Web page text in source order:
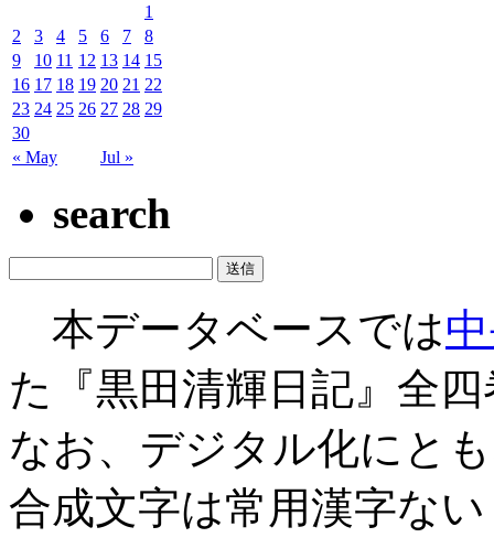
« May Jul »
1
2
3 4 5 6 7
8
9
10 11 12 13 14 15
16 17 18 19 20 21 22
23 24 25 26 27 28 29
30
search
本データベースでは
た『黒田清輝日記』全
なお、デジタル化にと
合成文字は常用漢字な